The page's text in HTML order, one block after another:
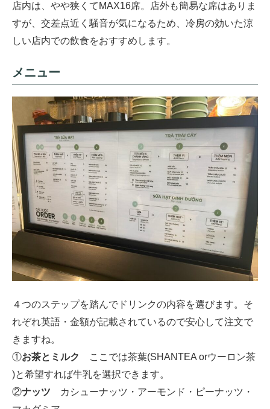
店内は、やや狭くてMAX16席。店外も簡易な席はありま
すが、交差点近く騒音が気になるため、冷房の効いた涼
しい店内での飲食をおすすめします。
メニュー
４つのステップを踏んでドリンクの内容を選びます。そ
れぞれ英語・金額が記載されているので安心して注文で
きますね。
①お茶とミルク
ここでは茶葉(SHANTEA orウーロン茶
)と希望すれば牛乳を選択できます。
②ナッツ カシューナッツ・アーモンド・ピーナッツ・